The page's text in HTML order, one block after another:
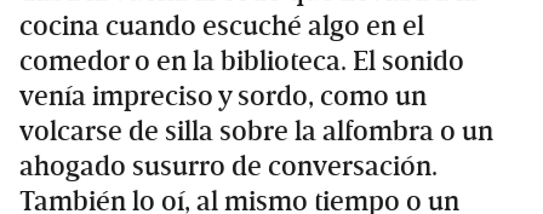
cocina cuando escuché algo en el
comedor o en la biblioteca. El sonido
venía impreciso y sordo, como un
volcarse de silla sobre la alfombra o un
ahogado susurro de conversación.
También lo oí, al mismo tiempo o un